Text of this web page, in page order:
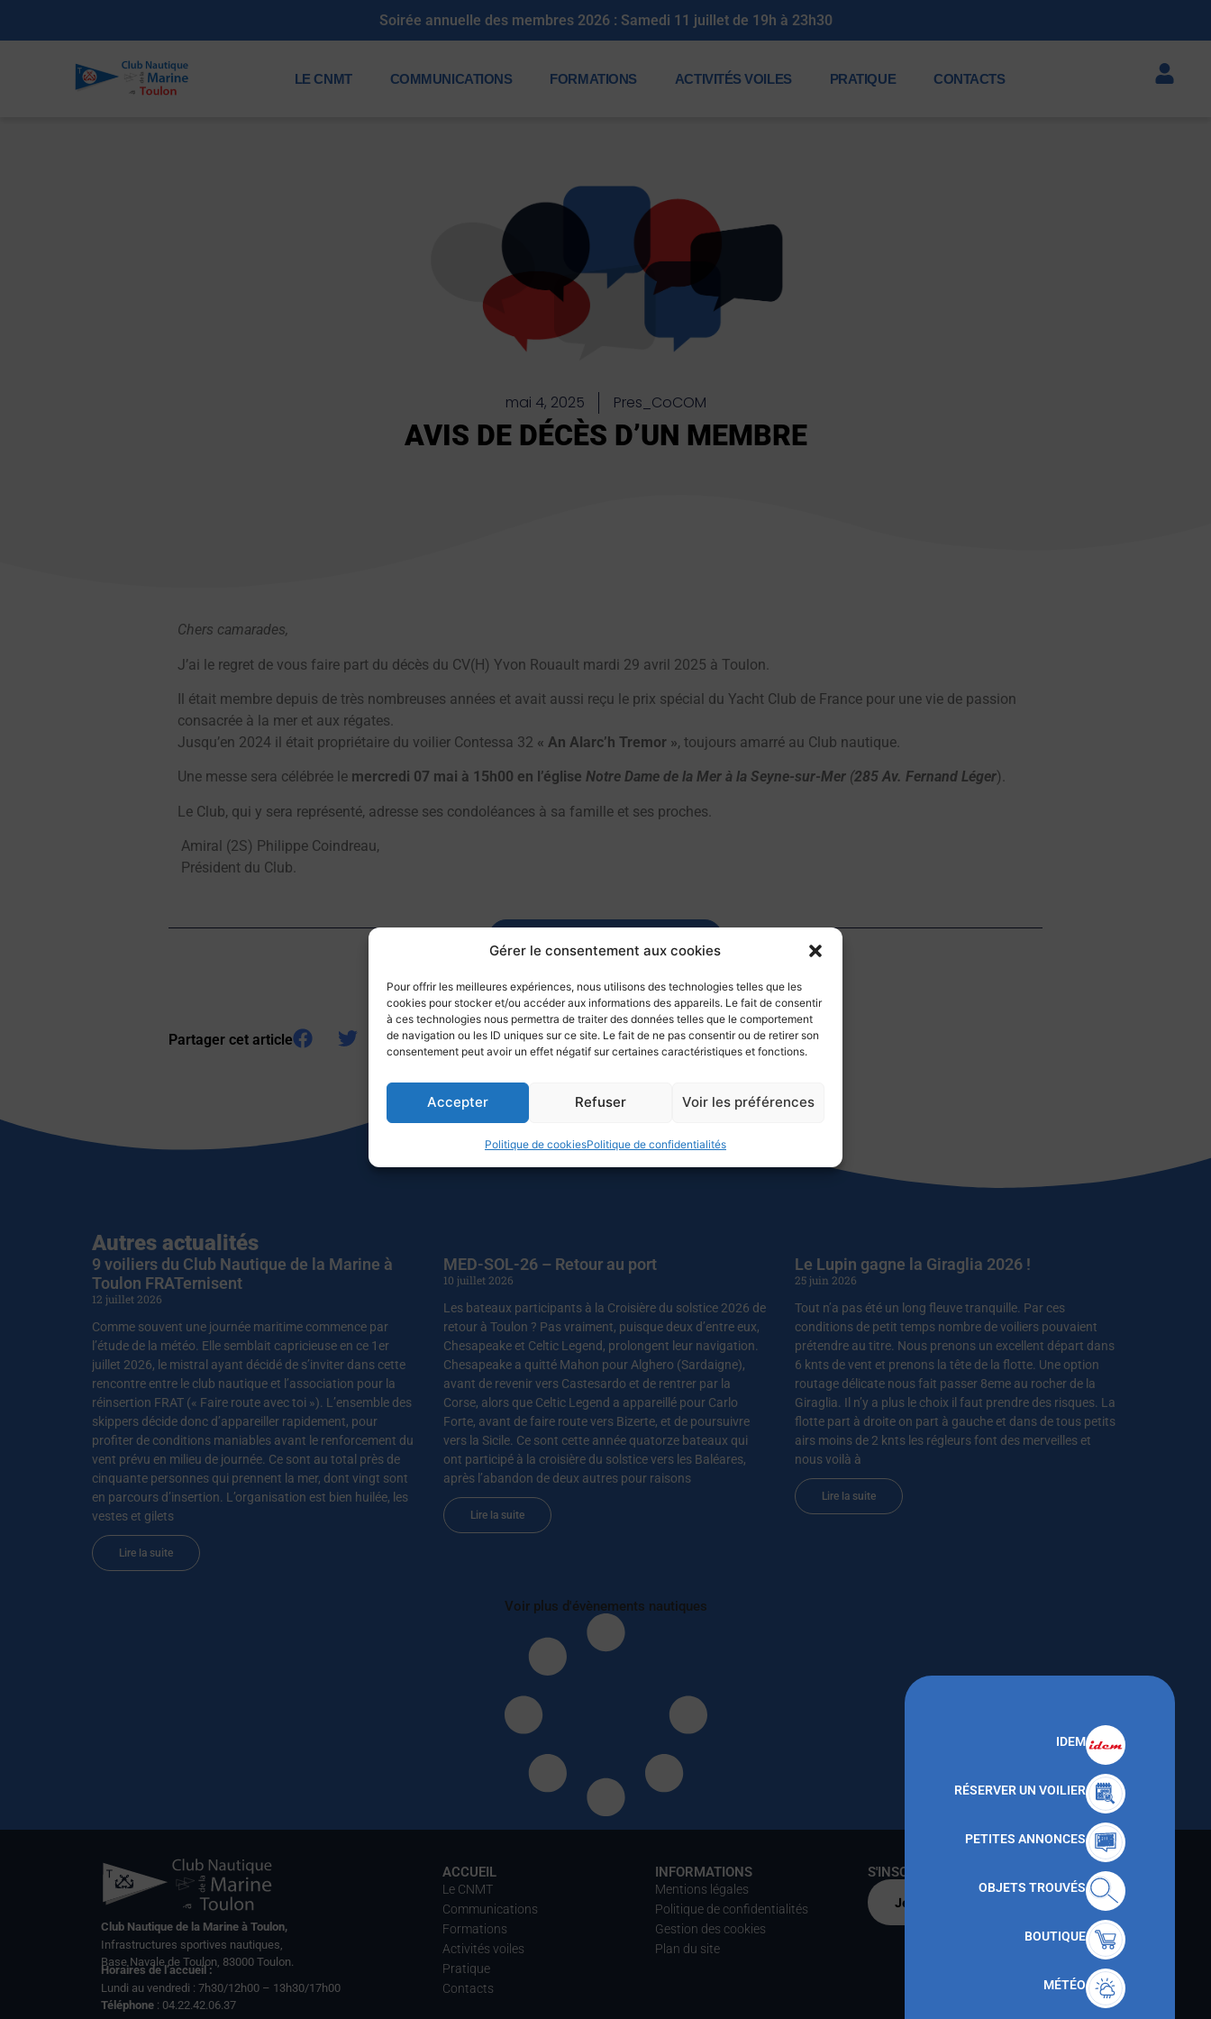
Gérer le consentement aux cookies
Pour offrir les meilleures expériences, nous utilisons des technologies telles que les
cookies pour stocker et/ou accéder aux informations des appareils. Le fait de consentir
à ces technologies nous permettra de traiter des données telles que le comportement
de navigation ou les ID uniques sur ce site. Le fait de ne pas consentir ou de retirer son
consentement peut avoir un effet négatif sur certaines caractéristiques et fonctions.
Accepter Refuser Voir les préférences
Politique de cookiesPolitique de confidentialités
Soirée annuelle des membres 2026 : Samedi 11 juillet de 19h à 23h30
LE CNMT COMMUNICATIONS FORMATIONS ACTIVITÉS VOILES PRATIQUE CONTACTS
mai 4, 2025 Pres_CoCOM
AVIS DE DÉCÈS D’UN MEMBRE
Chers camarades,
J’ai le regret de vous faire part du décès du CV(H) Yvon Rouault mardi 29 avril 2025 à Toulon.
Il était membre depuis de très nombreuses années et avait aussi reçu le prix spécial du Yacht Club de France pour une vie de passion
consacrée à la mer et aux régates.
Jusqu’en 2024 il était propriétaire du voilier Contessa 32 « An Alarc’h Tremor », toujours amarré au Club nautique.
Une messe sera célébrée le mercredi 07 mai à 15h00 en l’église Notre Dame de la Mer à la Seyne-sur-Mer (285 Av. Fernand Léger).
Le Club, qui y sera représenté, adresse ses condoléances à sa famille et ses proches.
Amiral (2S) Philippe Coindreau,
Président du Club.
Partager cet article
Autres actualités
9 voiliers du Club Nautique de la Marine à
Toulon FRATernisent
12 juillet 2026
Comme souvent une journée maritime commence par
l’étude de la météo. Elle semblait capricieuse en ce 1er
juillet 2026, le mistral ayant décidé de s’inviter dans cette
rencontre entre le club nautique et l’association pour la
réinsertion FRAT (« Faire route avec toi »). L’ensemble des
skippers décide donc d’appareiller rapidement, pour
profiter de conditions maniables avant le renforcement du
vent prévu en milieu de journée. Ce sont au total près de
cinquante personnes qui prennent la mer, dont vingt sont
en parcours d’insertion. L’organisation est bien huilée, les
vestes et gilets
Lire la suite
MED-SOL-26 – Retour au port
10 juillet 2026
Les bateaux participants à la Croisière du solstice 2026 de
retour à Toulon ? Pas vraiment, puisque deux d’entre eux,
Chesapeake et Celtic Legend, prolongent leur navigation.
Chesapeake a quitté Mahon pour Alghero (Sardaigne),
avant de revenir vers Castesardo et de rentrer par la
Corse, alors que Celtic Legend a appareillé pour Carlo
Forte, avant de faire route vers Bizerte, et de poursuivre
vers la Sicile. Ce sont cette année quatorze bateaux qui
ont participé à la croisière du solstice vers les Baléares,
après l’abandon de deux autres pour raisons
Lire la suite
Le Lupin gagne la Giraglia 2026 !
25 juin 2026
Tout n’a pas été un long fleuve tranquille. Par ces
conditions de petit temps nombre de voiliers pouvaient
prétendre au titre. Nous prenons un excellent départ dans
6 knts de vent et prenons la tête de la flotte. Une option
routage délicate nous fait passer 8eme au rocher de la
Giraglia. Il n’y a plus le choix il faut prendre des risques. La
flotte part à droite on part à gauche et dans de tous petits
airs moins de 2 knts les régleurs font des merveilles et
nous voilà à
Lire la suite
Voir plus d'évènements nautiques
IDEM
RÉSERVER UN VOILIER
PETITES ANNONCES
OBJETS TROUVÉS
BOUTIQUE
MÉTÉO
Club Nautique de la Marine à Toulon,
Infrastructures sportives nautiques,
Base Navale de Toulon, 83000 Toulon.
Horaires de l’accueil :
Lundi au vendredi : 7h30/12h00 – 13h30/17h00
Téléphone : 04.22.42.06.37
ACCUEIL
Le CNMT
Communications
Formations
Activités voiles
Pratique
Contacts
INFORMATIONS
Mentions légales
Politique de confidentialités
Gestion des cookies
Plan du site
S'INSCRIRE AU CNMT
Je m'inscris par